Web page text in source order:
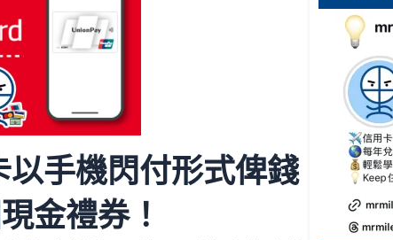
以手機閃付形式俾錢
金禮券！